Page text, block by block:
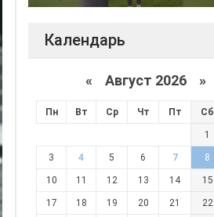
Календарь
« Август 2026 »
Пн Вт Ср Чт Пт Сб
1
3 4 5 6 7 8
10 11 12 13 14 15
17 18 19 20 21 22